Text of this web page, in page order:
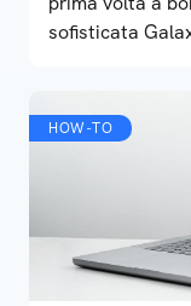
sofisticata
HOW-TO